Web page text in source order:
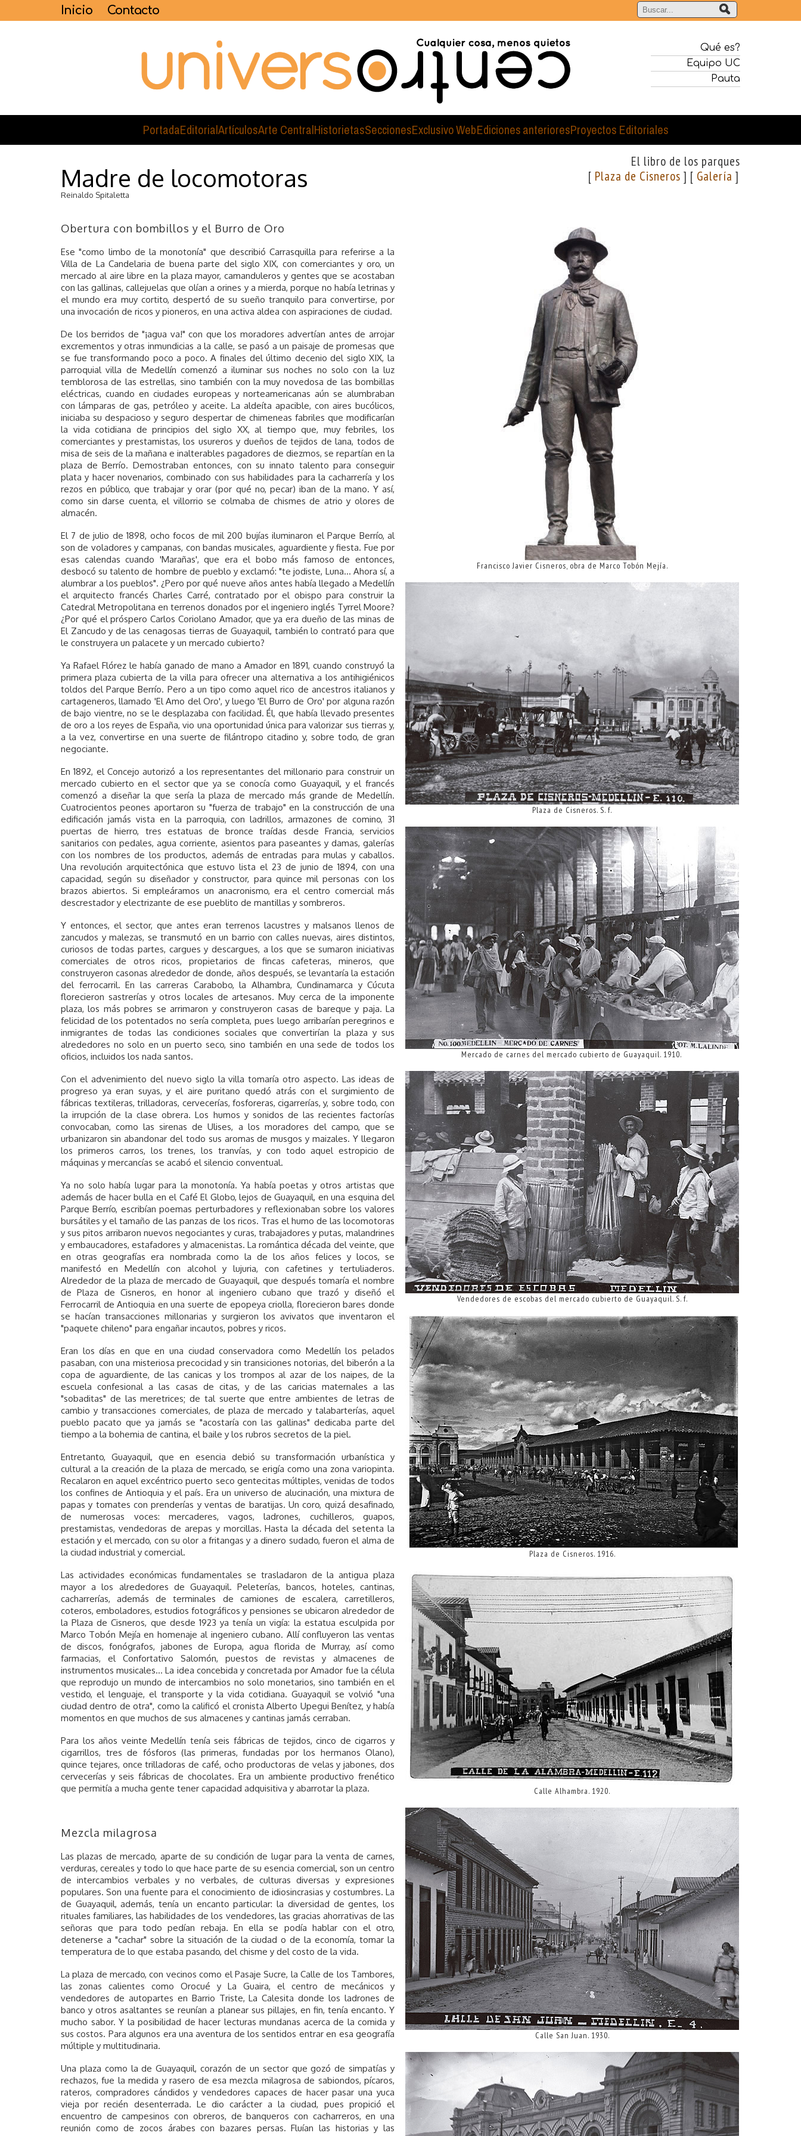
Inicio Contacto
Qué es?
Equipo UC
Pauta
PortadaEditorialArtículosArte CentralHistorietasSeccionesExclusivo WebEdiciones anterioresProyectos Editoriales
El libro de los parques
Madre de locomotoras
Reinaldo Spitaletta
[ Plaza de Cisneros ] [ Galería ]
Obertura con bombillos y el Burro de Oro
Ese "como limbo de la monotonía" que describió Carrasquilla para referirse a la
Villa de La Candelaria de buena parte del siglo XIX, con comerciantes y oro, un
mercado al aire libre en la plaza mayor, camanduleros y gentes que se acostaban
con las gallinas, callejuelas que olían a orines y a mierda, porque no había letrinas y
el mundo era muy cortito, despertó de su sueño tranquilo para convertirse, por
una invocación de ricos y pioneros, en una activa aldea con aspiraciones de ciudad.
De los berridos de "¡agua va!" con que los moradores advertían antes de arrojar
excrementos y otras inmundicias a la calle, se pasó a un paisaje de promesas que
se fue transformando poco a poco. A finales del último decenio del siglo XIX, la
parroquial villa de Medellín comenzó a iluminar sus noches no solo con la luz
temblorosa de las estrellas, sino también con la muy novedosa de las bombillas
eléctricas, cuando en ciudades europeas y norteamericanas aún se alumbraban
con lámparas de gas, petróleo y aceite. La aldeíta apacible, con aires bucólicos,
iniciaba su despacioso y seguro despertar de chimeneas fabriles que modificarían
la vida cotidiana de principios del siglo XX, al tiempo que, muy febriles, los
comerciantes y prestamistas, los usureros y dueños de tejidos de lana, todos de
misa de seis de la mañana e inalterables pagadores de diezmos, se repartían en la
plaza de Berrío. Demostraban entonces, con su innato talento para conseguir
plata y hacer novenarios, combinado con sus habilidades para la cacharrería y los
rezos en público, que trabajar y orar (por qué no, pecar) iban de la mano. Y así,
como sin darse cuenta, el villorrio se colmaba de chismes de atrio y olores de
almacén.
El 7 de julio de 1898, ocho focos de mil 200 bujías iluminaron el Parque Berrío, al
son de voladores y campanas, con bandas musicales, aguardiente y fiesta. Fue por
esas calendas cuando 'Marañas', que era el bobo más famoso de entonces,
desbocó su talento de hombre de pueblo y exclamó: "te jodiste, Luna... Ahora sí, a
alumbrar a los pueblos". ¿Pero por qué nueve años antes había llegado a Medellín
el arquitecto francés Charles Carré, contratado por el obispo para construir la
Catedral Metropolitana en terrenos donados por el ingeniero inglés Tyrrel Moore?
¿Por qué el próspero Carlos Coriolano Amador, que ya era dueño de las minas de
El Zancudo y de las cenagosas tierras de Guayaquil, también lo contrató para que
le construyera un palacete y un mercado cubierto?
Ya Rafael Flórez le había ganado de mano a Amador en 1891, cuando construyó la
primera plaza cubierta de la villa para ofrecer una alternativa a los antihigiénicos
toldos del Parque Berrío. Pero a un tipo como aquel rico de ancestros italianos y
cartageneros, llamado 'El Amo del Oro', y luego 'El Burro de Oro' por alguna razón
de bajo vientre, no se le desplazaba con facilidad. Él, que había llevado presentes
de oro a los reyes de España, vio una oportunidad única para valorizar sus tierras y,
a la vez, convertirse en una suerte de filántropo citadino y, sobre todo, de gran
negociante.
En 1892, el Concejo autorizó a los representantes del millonario para construir un
mercado cubierto en el sector que ya se conocía como Guayaquil, y el francés
comenzó a diseñar la que sería la plaza de mercado más grande de Medellín.
Cuatrocientos peones aportaron su "fuerza de trabajo" en la construcción de una
edificación jamás vista en la parroquia, con ladrillos, armazones de comino, 31
puertas de hierro, tres estatuas de bronce traídas desde Francia, servicios
sanitarios con pedales, agua corriente, asientos para paseantes y damas, galerías
con los nombres de los productos, además de entradas para mulas y caballos.
Una revolución arquitectónica que estuvo lista el 23 de junio de 1894, con una
capacidad, según su diseñador y constructor, para quince mil personas con los
brazos abiertos. Si empleáramos un anacronismo, era el centro comercial más
descrestador y electrizante de ese pueblito de mantillas y sombreros.
Y entonces, el sector, que antes eran terrenos lacustres y malsanos llenos de
zancudos y malezas, se transmutó en un barrio con calles nuevas, aires distintos,
curiosos de todas partes, cargues y descargues, a los que se sumaron iniciativas
comerciales de otros ricos, propietarios de fincas cafeteras, mineros, que
construyeron casonas alrededor de donde, años después, se levantaría la estación
del ferrocarril. En las carreras Carabobo, la Alhambra, Cundinamarca y Cúcuta
florecieron sastrerías y otros locales de artesanos. Muy cerca de la imponente
plaza, los más pobres se arrimaron y construyeron casas de bareque y paja. La
felicidad de los potentados no sería completa, pues luego arribarían peregrinos e
inmigrantes de todas las condiciones sociales que convertirían la plaza y sus
alrededores no solo en un puerto seco, sino también en una sede de todos los
oficios, incluidos los nada santos.
Con el advenimiento del nuevo siglo la villa tomaría otro aspecto. Las ideas de
progreso ya eran suyas, y el aire puritano quedó atrás con el surgimiento de
fábricas textileras, trilladoras, cervecerías, fosforeras, cigarrerías, y, sobre todo, con
la irrupción de la clase obrera. Los humos y sonidos de las recientes factorías
convocaban, como las sirenas de Ulises, a los moradores del campo, que se
urbanizaron sin abandonar del todo sus aromas de musgos y maizales. Y llegaron
los primeros carros, los trenes, los tranvías, y con todo aquel estropicio de
máquinas y mercancías se acabó el silencio conventual.
Ya no solo había lugar para la monotonía. Ya había poetas y otros artistas que
además de hacer bulla en el Café El Globo, lejos de Guayaquil, en una esquina del
Parque Berrío, escribían poemas perturbadores y reflexionaban sobre los valores
bursátiles y el tamaño de las panzas de los ricos. Tras el humo de las locomotoras
y sus pitos arribaron nuevos negociantes y curas, trabajadores y putas, malandrines
y embaucadores, estafadores y almacenistas. La romántica década del veinte, que
en otras geografías era nombrada como la de los años felices y locos, se
manifestó en Medellín con alcohol y lujuria, con cafetines y tertuliaderos.
Alrededor de la plaza de mercado de Guayaquil, que después tomaría el nombre
de Plaza de Cisneros, en honor al ingeniero cubano que trazó y diseñó el
Ferrocarril de Antioquia en una suerte de epopeya criolla, florecieron bares donde
se hacían transacciones millonarias y surgieron los avivatos que inventaron el
"paquete chileno" para engañar incautos, pobres y ricos.
Eran los días en que en una ciudad conservadora como Medellín los pelados
pasaban, con una misteriosa precocidad y sin transiciones notorias, del biberón a la
copa de aguardiente, de las canicas y los trompos al azar de los naipes, de la
escuela confesional a las casas de citas, y de las caricias maternales a las
"sobaditas" de las meretrices; de tal suerte que entre ambientes de letras de
cambio y transacciones comerciales, de plaza de mercado y talabarterías, aquel
pueblo pacato que ya jamás se "acostaría con las gallinas" dedicaba parte del
tiempo a la bohemia de cantina, el baile y los rubros secretos de la piel.
Entretanto, Guayaquil, que en esencia debió su transformación urbanística y
cultural a la creación de la plaza de mercado, se erigía como una zona variopinta.
Recalaron en aquel excéntrico puerto seco gentecitas múltiples, venidas de todos
los confines de Antioquia y el país. Era un universo de alucinación, una mixtura de
papas y tomates con prenderías y ventas de baratijas. Un coro, quizá desafinado,
de numerosas voces: mercaderes, vagos, ladrones, cuchilleros, guapos,
prestamistas, vendedoras de arepas y morcillas. Hasta la década del setenta la
estación y el mercado, con su olor a fritangas y a dinero sudado, fueron el alma de
la ciudad industrial y comercial.
Las actividades económicas fundamentales se trasladaron de la antigua plaza
mayor a los alrededores de Guayaquil. Peleterías, bancos, hoteles, cantinas,
cacharrerías, además de terminales de camiones de escalera, carretilleros,
coteros, emboladores, estudios fotográficos y pensiones se ubicaron alrededor de
la Plaza de Cisneros, que desde 1923 ya tenía un vigía: la estatua esculpida por
Marco Tobón Mejía en homenaje al ingeniero cubano. Allí confluyeron las ventas
de discos, fonógrafos, jabones de Europa, agua florida de Murray, así como
farmacias, el Confortativo Salomón, puestos de revistas y almacenes de
instrumentos musicales… La idea concebida y concretada por Amador fue la célula
que reprodujo un mundo de intercambios no solo monetarios, sino también en el
vestido, el lenguaje, el transporte y la vida cotidiana. Guayaquil se volvió "una
ciudad dentro de otra", como la calificó el cronista Alberto Upegui Benítez, y había
momentos en que muchos de sus almacenes y cantinas jamás cerraban.
Para los años veinte Medellín tenía seis fábricas de tejidos, cinco de cigarros y
cigarrillos, tres de fósforos (las primeras, fundadas por los hermanos Olano),
quince tejares, once trilladoras de café, ocho productoras de velas y jabones, dos
cervecerías y seis fábricas de chocolates. Era un ambiente productivo frenético
que permitía a mucha gente tener capacidad adquisitiva y abarrotar la plaza.
Mezcla milagrosa
Las plazas de mercado, aparte de su condición de lugar para la venta de carnes,
verduras, cereales y todo lo que hace parte de su esencia comercial, son un centro
de intercambios verbales y no verbales, de culturas diversas y expresiones
populares. Son una fuente para el conocimiento de idiosincrasias y costumbres. La
de Guayaquil, además, tenía un encanto particular: la diversidad de gentes, los
rituales familiares, las habilidades de los vendedores, las gracias ahorrativas de las
señoras que para todo pedían rebaja. En ella se podía hablar con el otro,
detenerse a "cachar" sobre la situación de la ciudad o de la economía, tomar la
temperatura de lo que estaba pasando, del chisme y del costo de la vida.
La plaza de mercado, con vecinos como el Pasaje Sucre, la Calle de los Tambores,
las zonas calientes como Orocué y La Guaira, el centro de mecánicos y
vendedores de autopartes en Barrio Triste, La Calesita donde los ladrones de
banco y otros asaltantes se reunían a planear sus pillajes, en fin, tenía encanto. Y
mucho sabor. Y la posibilidad de hacer lecturas mundanas acerca de la comida y
sus costos. Para algunos era una aventura de los sentidos entrar en esa geografía
múltiple y multitudinaria.
Una plaza como la de Guayaquil, corazón de un sector que gozó de simpatías y
rechazos, fue la medida y rasero de esa mezcla milagrosa de sabiondos, pícaros,
rateros, compradores cándidos y vendedores capaces de hacer pasar una yuca
vieja por recién desenterrada. Le dio carácter a la ciudad, pues propició el
encuentro de campesinos con obreros, de banqueros con cacharreros, en una
reunión como de zocos árabes con bazares persas. Fluían las historias y las
Francisco Javier Cisneros, obra de Marco Tobón Mejía.
Plaza de Cisneros. S. f.
Mercado de carnes del mercado cubierto de Guayaquil. 1910.
Vendedores de escobas del mercado cubierto de Guayaquil. S. f.
Plaza de Cisneros. 1916.
Calle Alhambra. 1920.
Calle San Juan. 1930.